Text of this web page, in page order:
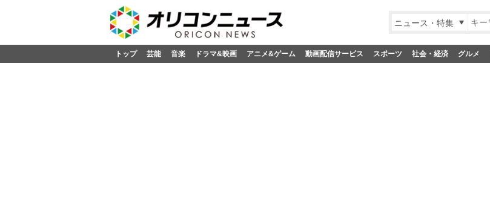
ニュース・特集
トップ 芸能 音楽 ドラマ&映画 アニメ&ゲーム 動画配信サービス スポーツ 社会・経済 グルメ